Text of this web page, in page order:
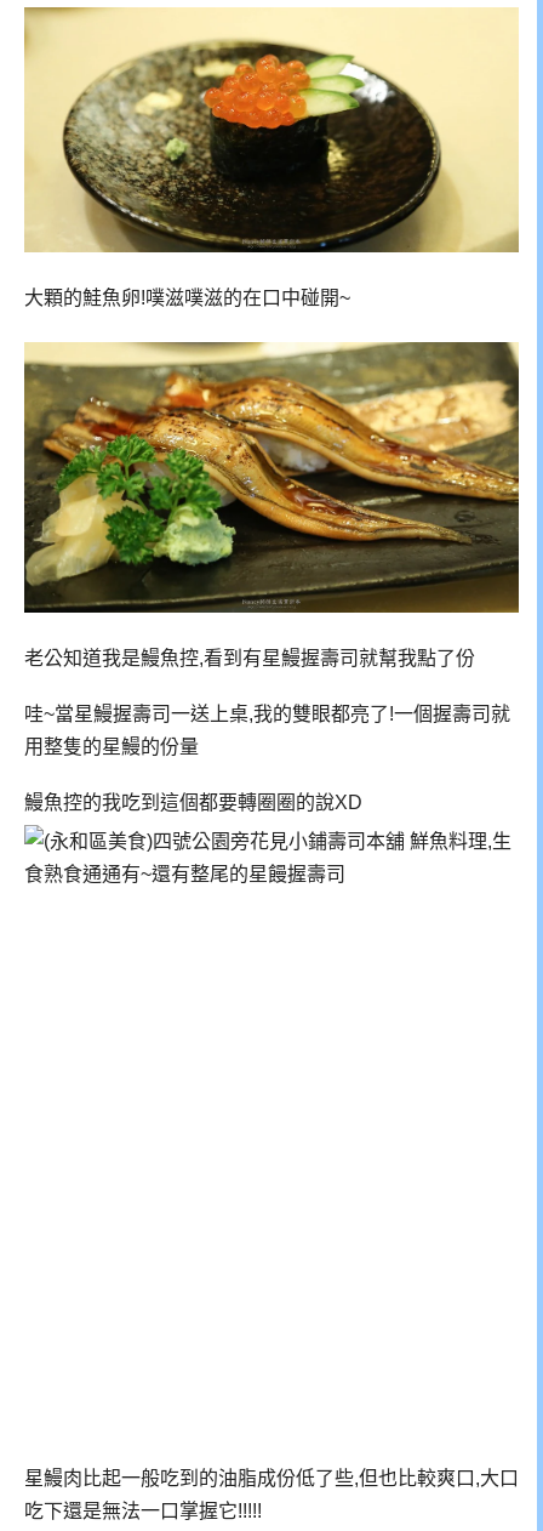
大顆的鮭魚卵!噗滋噗滋的在口中碰開~
老公知道我是鰻魚控,看到有星鰻握壽司就幫我點了份
哇~當星鰻握壽司一送上桌,我的雙眼都亮了!一個握壽司就
用整隻的星鰻的份量
鰻魚控的我吃到這個都要轉圈圈的說XD
星鰻肉比起一般吃到的油脂成份低了些,但也比較爽口,大口
吃下還是無法一口掌握它!!!!!